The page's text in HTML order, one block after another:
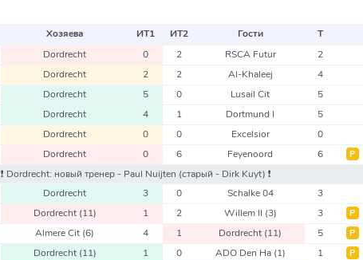
Хозяева ИТ1 ИТ2 Гости Т
Dordrecht 0 2 RSCA Futur 2
Dordrecht 2 2 Al-Khaleej 4
Dordrecht 5 0 Lusail Cit 5
Dordrecht 4 1 Dortmund I 5
Dordrecht 0 0 Excelsior 0
Dordrecht 0 6 Feyenoord 6 Р
❗️ Dordrecht: новый тренер - Paul Nuijten (старый - Dirk Kuyt) ❗️
Dordrecht 3 0 Schalke 04 3
Dordrecht (11) 1 2 Willem II (3) 3 Р
Almere Cit (6) 4 1 Dordrecht (11) 5 Р
Dordrecht (11) 1 0 ADO Den Ha (1) 1 Р